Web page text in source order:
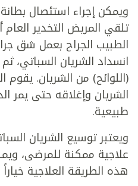
ويمكن إجراء استئصال
تلقي المريض التخدير
الطبيب الجراح بعمل شق
انسداد الشريان السباتي،
(اللوائح) من الشريان. يقوم
الشريان وإغلاقه حتى يمر
طبيعية.
ويعتبر توسيع الشريان
علاجية ممكنة للمرضى،
هذه الطريقة العلاجية خياراً